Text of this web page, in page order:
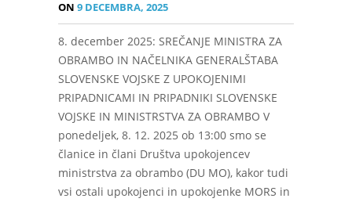
ON 9 DECEMBRA, 2025
8. december 2025: SREČANJE MINISTRA ZA
OBRAMBO IN NAČELNIKA GENERALŠTABA
SLOVENSKE VOJSKE Z UPOKOJENIMI
PRIPADNICAMI IN PRIPADNIKI SLOVENSKE
VOJSKE IN MINISTRSTVA ZA OBRAMBO V
ponedeljek, 8. 12. 2025 ob 13:00 smo se
članice in člani Društva upokojencev
ministrstva za obrambo (DU MO), kakor tudi
vsi ostali upokojenci in upokojenke MORS in